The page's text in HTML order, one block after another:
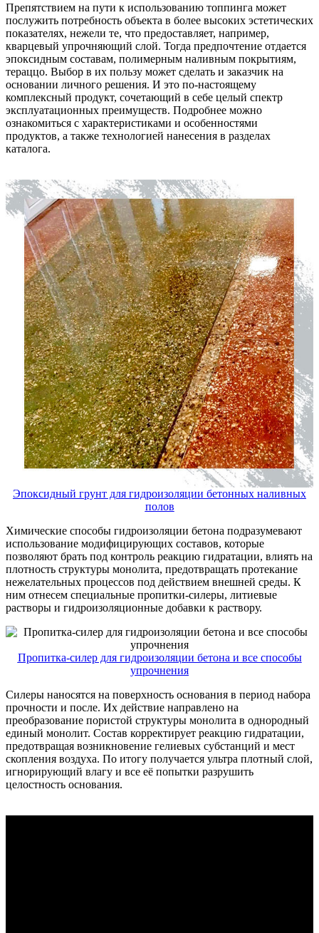
Препятствием на пути к использованию топпинга может
послужить потребность объекта в более высоких эстетических
показателях, нежели те, что предоставляет, например,
кварцевый упрочняющий слой. Тогда предпочтение отдается
эпоксидным составам, полимерным наливным покрытиям,
тераццо. Выбор в их пользу может сделать и заказчик на
основании личного решения. И это по-настоящему
комплексный продукт, сочетающий в себе целый спектр
эксплуатационных преимуществ. Подробнее можно
ознакомиться с характеристиками и особенностями
продуктов, а также технологией нанесения в разделах
каталога.
Эпоксидный грунт для гидроизоляции бетонных наливных
полов
Химические способы гидроизоляции бетона подразумевают
использование модифицирующих составов, которые
позволяют брать под контроль реакцию гидратации, влиять на
плотность структуры монолита, предотвращать протекание
нежелательных процессов под действием внешней среды. К
ним отнесем специальные пропитки-силеры, литиевые
растворы и гидроизоляционные добавки к раствору.
Пропитка-силер для гидроизоляции бетона и все способы
упрочнения
Силеры наносятся на поверхность основания в период набора
прочности и после. Их действие направлено на
преобразование пористой структуры монолита в однородный
единый монолит. Состав корректирует реакцию гидратации,
предотвращая возникновение гелиевых субстанций и мест
скопления воздуха. По итогу получается ультра плотный слой,
игнорирующий влагу и все её попытки разрушить
целостность основания.